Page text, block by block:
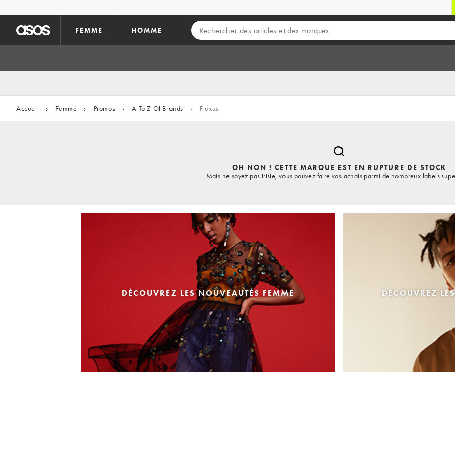
FEMME HOMME
Accueil › Femme › Promos › A To Z Of Brands › Fluxus
OH NON ! CETTE MARQUE EST EN RUPTURE DE STOCK
Mais ne soyez pas triste, vous pouvez faire vos achats parmi de nombreux labels
DÉCOUVREZ LES NOUVEAUTÉS FEMME DÉCOUVREZ